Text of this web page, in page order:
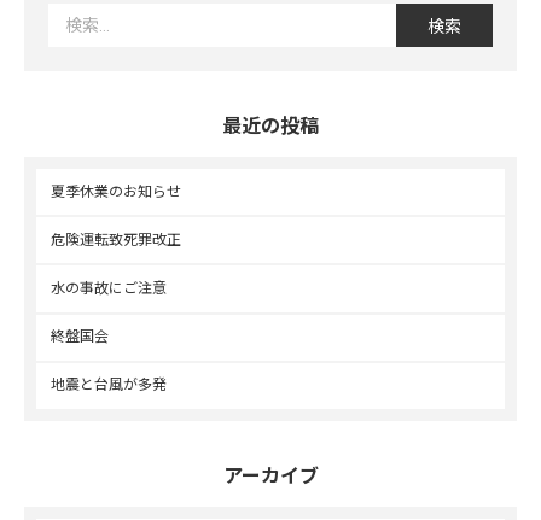
最近の投稿
夏季休業のお知らせ
危険運転致死罪改正
水の事故にご注意
終盤国会
地震と台風が多発
アーカイブ